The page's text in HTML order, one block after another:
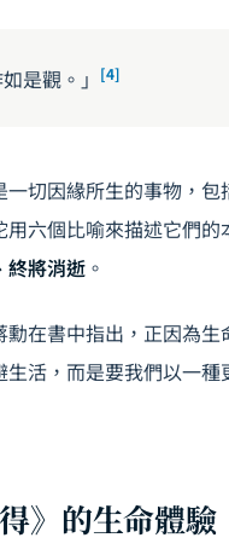
是觀。」 [4]
切因緣所生的事物，
六個比喻來描述它們的
終將消逝 。
在書中指出，正因為
活，而是要我們以一
》的生命體驗